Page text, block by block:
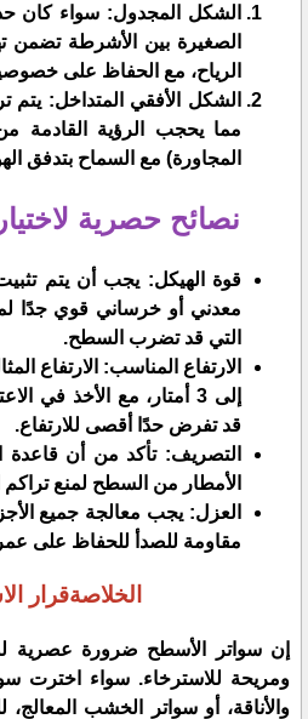
​الشكل المجدول: سواء كان
الصغيرة بين الأشرطة تضمن
الرياح، مع الحفاظ على
​الشكل الأفقي المتداخل: يتم
مما يحجب الرؤية القادمة
المجاورة) مع السماح بتدفق
نصائح حصرية
​قوة الهيكل: يجب أن يتم
معدني أو خرساني قوي جدًا
التي قد تضرب السطح.
إلى 3 أمتار، مع الأخذ في
قد تفرض حدًا أقصى للارتفاع.
​التصريف: تأكد من أن قاعدة
الأمطار من السطح لمنع تراكم
​العزل: يجب معالجة جميع
مقاومة للصدأ للحفاظ على
​الخلاصةقرار
​إن سواتر الأسطح ضرورة عصرية
ومريحة للاسترخاء. سواء اخترت
والأناقة، أو سواتر الخشب المعالج،